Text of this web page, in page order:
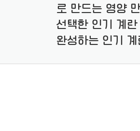
로 만드는 영양
선택한 인기 계
완성하는 인기